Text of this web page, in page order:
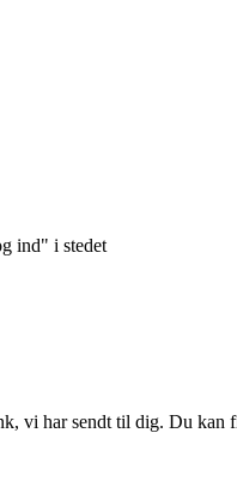
ind" i stedet
vi har sendt til dig. Du kan